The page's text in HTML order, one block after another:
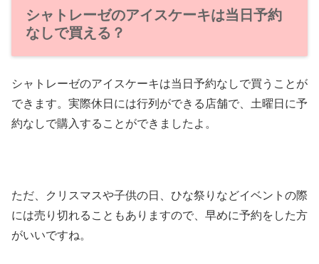
シャトレーゼのアイスケーキは当日予約
なしで買える？
シャトレーゼのアイスケーキは当日予約なしで買うことが
できます。実際休日には行列ができる店舗で、土曜日に予
約なしで購入することができましたよ。
ただ、クリスマスや子供の日、ひな祭りなどイベントの際
には売り切れることもありますので、早めに予約をした方
がいいですね。